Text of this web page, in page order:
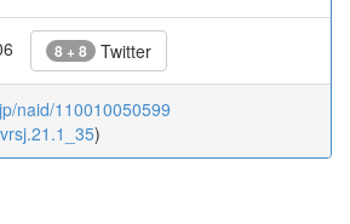
8 + 8 Twitter
naid/110010050599
)